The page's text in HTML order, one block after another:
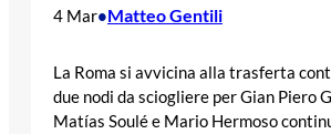
4 Mar•Matteo Gentili
La Roma si avvicina alla trasferta
due nodi da sciogliere per Gian Piero
Matías Soulé e Mario Hermoso